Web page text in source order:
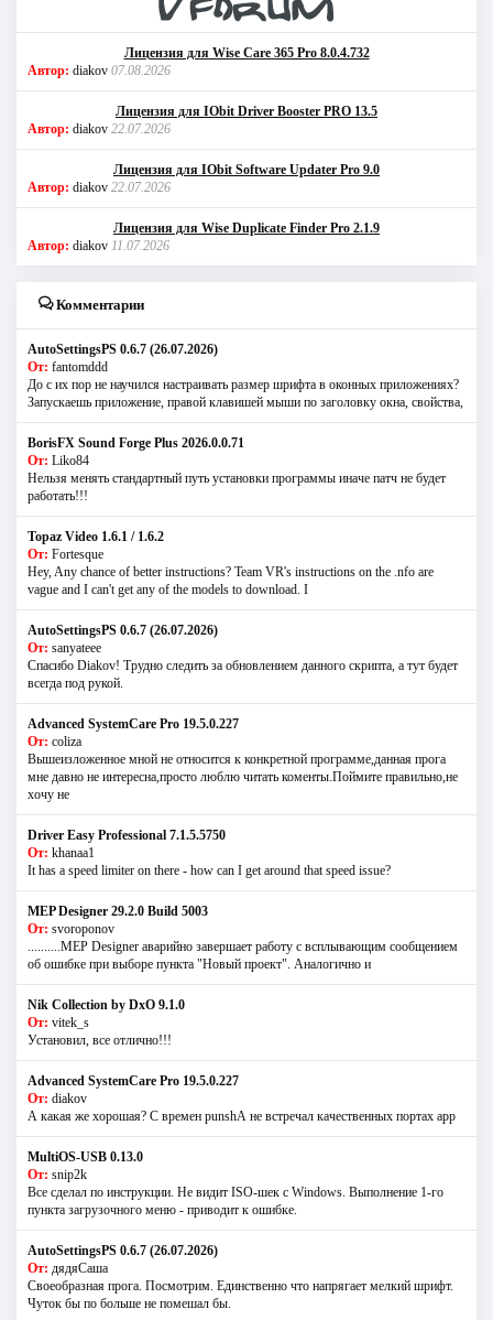
Лицензия для Wise Care 365 Pro 8.0.4.732
Автор: diakov 07.08.2026
Лицензия для IObit Driver Booster PRO 13.5
Автор: diakov 22.07.2026
Лицензия для IObit Software Updater Pro 9.0
Автор: diakov 22.07.2026
Лицензия для Wise Duplicate Finder Pro 2.1.9
Автор: diakov 11.07.2026
Комментарии
AutoSettingsPS 0.6.7 (26.07.2026)
От: fantomddd
До с их пор не научился настраивать размер шрифта в оконных приложениях?
Запускаешь приложение, правой клавишей мыши по заголовку окна, свойства,
BorisFX Sound Forge Plus 2026.0.0.71
От: Liko84
Нельзя менять стандартный путь установки программы иначе патч не будет
работать!!!
Topaz Video 1.6.1 / 1.6.2
От: Fortesque
Hey, Any chance of better instructions? Team VR's instructions on the .nfo are
vague and I can't get any of the models to download. I
AutoSettingsPS 0.6.7 (26.07.2026)
От: sanyateee
Спасибо Diakov! Трудно следить за обновлением данного скрипта, а тут будет
всегда под рукой.
Advanced SystemCare Pro 19.5.0.227
От: coliza
Вышеизложенное мной не относится к конкретной программе,данная прога
мне давно не интересна,просто люблю читать коменты.Поймите правильно,не
хочу не
Driver Easy Professional 7.1.5.5750
От: khanaa1
It has a speed limiter on there - how can I get around that speed issue?
MEP Designer 29.2.0 Build 5003
От: svoroponov
..........MEP Designer аварийно завершает работу с всплывающим сообщением
об ошибке при выборе пункта "Новый проект". Аналогично и
Nik Collection by DxO 9.1.0
От: vitek_s
Установил, все отлично!!!
Advanced SystemCare Pro 19.5.0.227
От: diakov
А какая же хорошая? С времен punshА не встречал качественных портах app
MultiOS-USB 0.13.0
От: snip2k
Все сделал по инструкции. Не видит ISO-шек с Windows. Выполнение 1-го
пункта загрузочного меню - приводит к ошибке.
AutoSettingsPS 0.6.7 (26.07.2026)
От: дядяСаша
Своеобразная прога. Посмотрим. Единственно что напрягает мелкий шрифт.
Чуток бы по больше не помешал бы.